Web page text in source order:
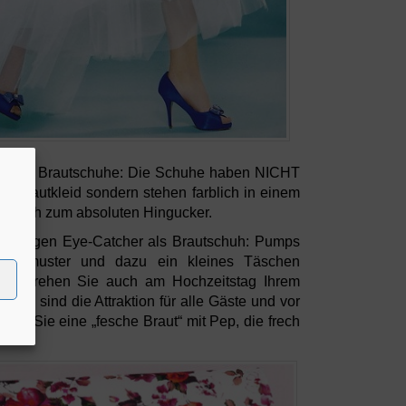
Brautschuhe: Die Schuhe haben NICHT
Brautkleid sondern stehen farblich in einem
zum absoluten Hingucker.
Eye-Catcher als Brautschuh: Pumps
und dazu ein kleines Täschen
Sie auch am Hochzeitstag Ihrem
und sind die Attraktion für alle Gäste und vor
Sie eine „fesche Braut“ mit Pep, die frech